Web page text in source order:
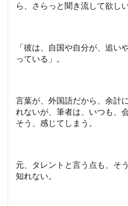
ら、さらっと聞き流して欲し
「彼は、自国や自分が、追い
っている」。
言葉が、外国語だから、余計
れないが、筆者は、いつも、
そう、感じてしまう。
元、タレントと言う点も、そ
知れない。